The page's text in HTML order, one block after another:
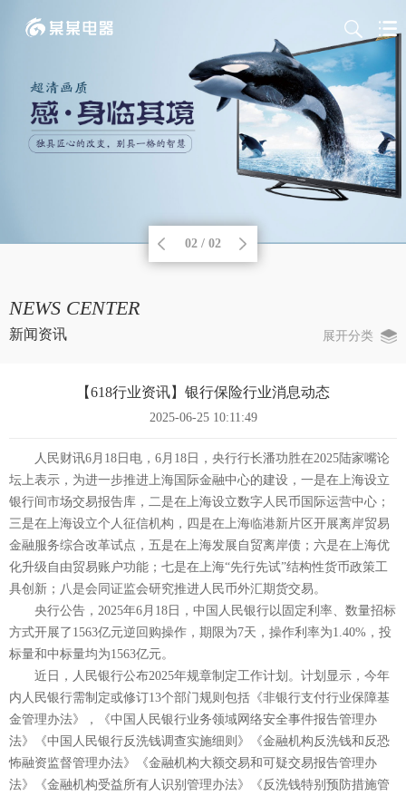
02 / 02
NEWS CENTER
新闻资讯 展开分类
【618行业资讯】银行保险行业消息动态
2025-06-25 10:11:49
人民财讯6月18日电，6月18日，央行行长潘功胜在2025陆家嘴论
坛上表示，为进一步推进上海国际金融中心的建设，一是在上海设立
银行间市场交易报告库，二是在上海设立数字人民币国际运营中心；
三是在上海设立个人征信机构，四是在上海临港新片区开展离岸贸易
金融服务综合改革试点，五是在上海发展自贸离岸债；六是在上海优
化升级自由贸易账户功能；七是在上海“先行先试”结构性货币政策工
具创新；八是会同证监会研究推进人民币外汇期货交易。
央行公告，2025年6月18日，中国人民银行以固定利率、数量招标
方式开展了1563亿元逆回购操作，期限为7天，操作利率为1.40%，投
标量和中标量均为1563亿元。
近日，人民银行公布2025年规章制定工作计划。计划显示，今年
内人民银行需制定或修订13个部门规则包括《非银行支付行业保障基
金管理办法》，《中国人民银行业务领域网络安全事件报告管理办
法》《中国人民银行反洗钱调查实施细则》《金融机构反洗钱和反恐
怖融资监督管理办法》《金融机构大额交易和可疑交易报告管理办
法》《金融机构受益所有人识别管理办法》《反洗钱特别预防措施管